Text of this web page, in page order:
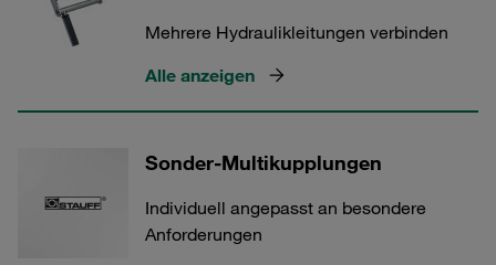
Mehrere Hydraulikleitungen verbinden
Alle anzeigen
Sonder-Multikupplungen
Individuell angepasst an besondere
Anforderungen